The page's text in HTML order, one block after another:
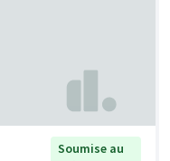
Soumise au